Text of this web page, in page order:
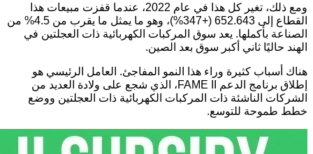
ومع ذلك، تغير كل هذا في عام 2022، عندما قفزت مبيعات هذا
القطاع إلى 652.643 (+347%)، وهو ما يمثل ما يقرب من 4.5% من
الصناعة بأكملها. يعد سوق المركبات الكهربائية ذات العجلتين في
الهند حاليًا ثاني أكبر سوق بعد الصين.
هناك أسباب كثيرة وراء هذا النمو المفاجئ. العامل الرئيسي هو
إطلاق برنامج الدعم FAME II، الذي شجع على ولادة العديد من
الشركات الناشئة ذات المركبات الكهربائية ذات العجلتين ووضع
خطط طموحة للتوسع.